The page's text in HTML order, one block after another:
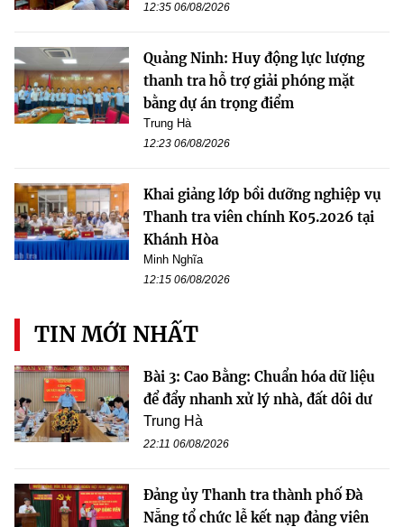
12:35 06/08/2026
Quảng Ninh: Huy động lực lượng
thanh tra hỗ trợ giải phóng mặt
bằng dự án trọng điểm
Trung Hà
12:23 06/08/2026
Khai giảng lớp bồi dưỡng nghiệp vụ
Thanh tra viên chính K05.2026 tại
Khánh Hòa
Minh Nghĩa
12:15 06/08/2026
TIN MỚI NHẤT
Bài 3: Cao Bằng: Chuẩn hóa dữ liệu
để đẩy nhanh xử lý nhà, đất dôi dư
Trung Hà
22:11 06/08/2026
Đảng ủy Thanh tra thành phố Đà
Nẵng tổ chức lễ kết nạp đảng viên